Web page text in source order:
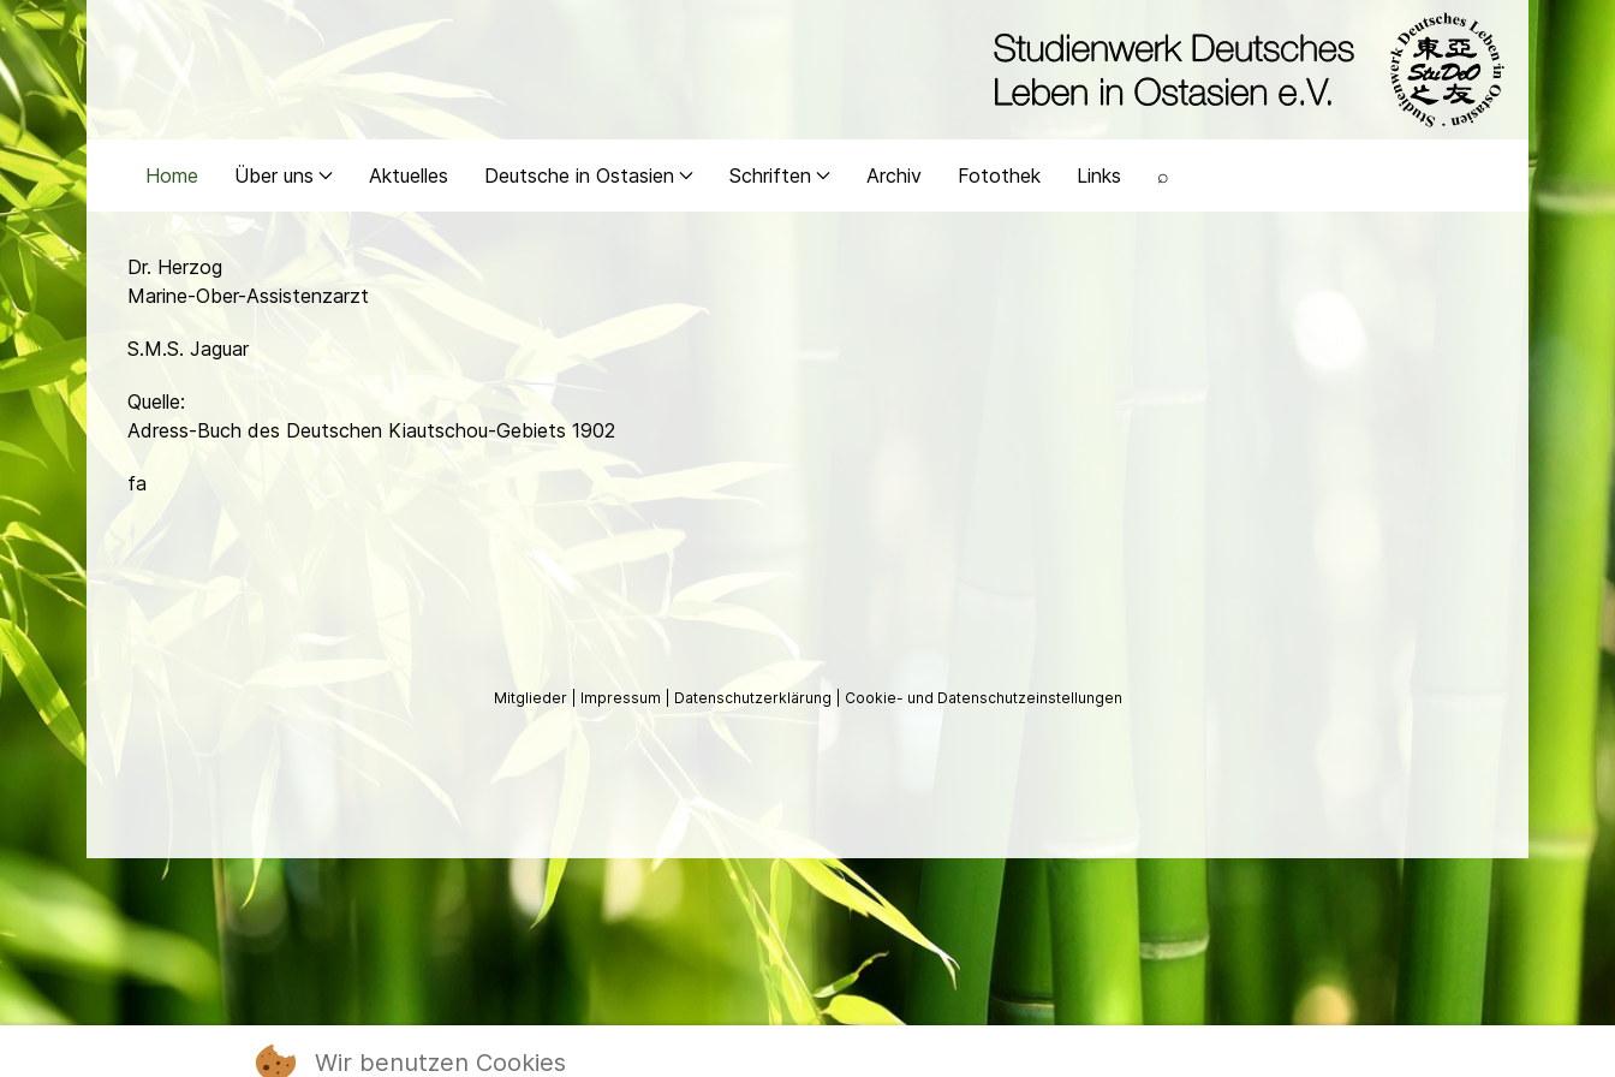
Home Über uns Aktuelles Deutsche in Ostasien Schriften Archiv Fotothek Links ⌕
Dr. Herzog
Marine-Ober-Assistenzarzt
S.M.S. Jaguar
Quelle:
Adress-Buch des Deutschen Kiautschou-Gebiets 1902
fa
Mitglieder Impressum Datenschutzerklärung Cookie- und Datenschutzeinstellungen
Wir benutzen Cookies